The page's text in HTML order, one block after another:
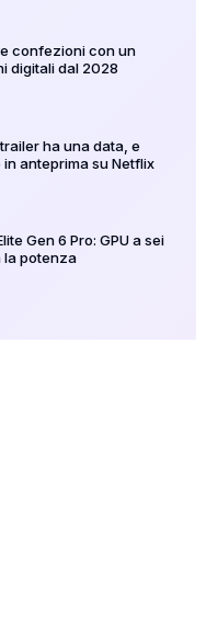
confezioni con un
digitali dal 2028
ha una data, e
anteprima su Netflix
Gen 6 Pro: GPU a sei
la potenza